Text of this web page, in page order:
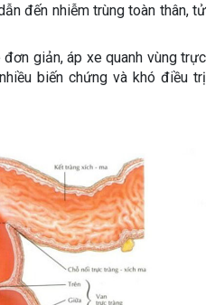
đến nhiễm trùng toàn thân, tử
giản, áp xe quanh vùng trực
biến chứng và khó điều trị